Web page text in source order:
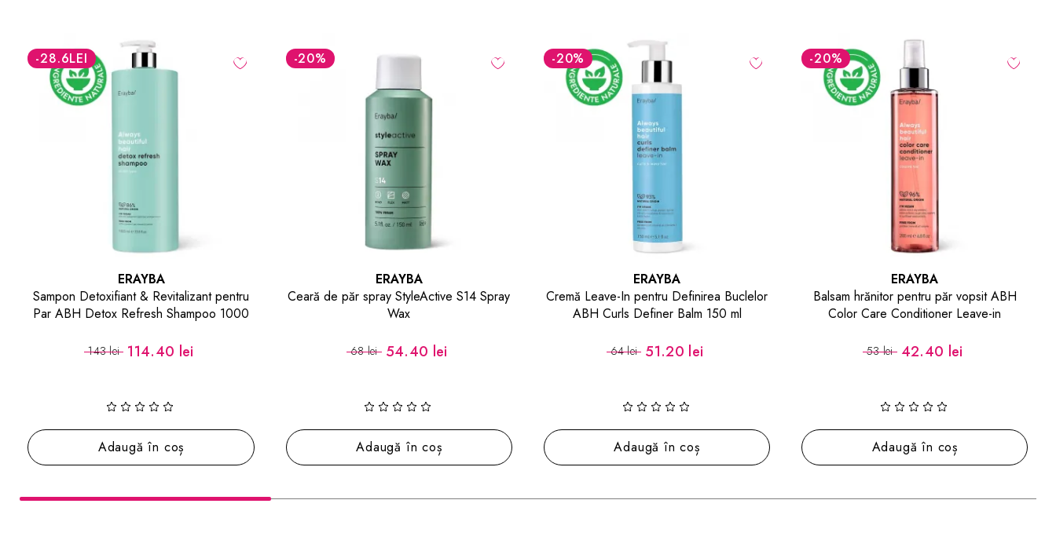
-28.6LEI
ERAYBA
Sampon Detoxifiant & Revitalizant pentru
Par ABH Detox Refresh Shampoo 1000
143 lei 114.40 lei
Adaugă în coș
-20%
ERAYBA
Ceară de păr spray StyleActive S14 Spray
Wax
68 lei 54.40 lei
Adaugă în coș
-20%
ERAYBA
Cremă Leave-In pentru Definirea Buclelor
ABH Curls Definer Balm 150 ml
64 lei 51.20 lei
Adaugă în coș
-20%
ERAYBA
Balsam hrănitor pentru păr vopsit ABH
Color Care Conditioner Leave-in
53 lei 42.40 lei
Adaugă în coș